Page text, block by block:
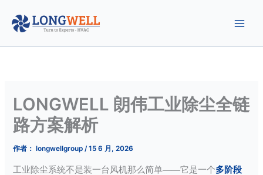
容
LONGWELL 朗伟工业除尘全链
路方案解析
作者： longwellgroup/15 6 月, 2026
工业除尘系统不是装一台风机那么简单——它是一个多阶段